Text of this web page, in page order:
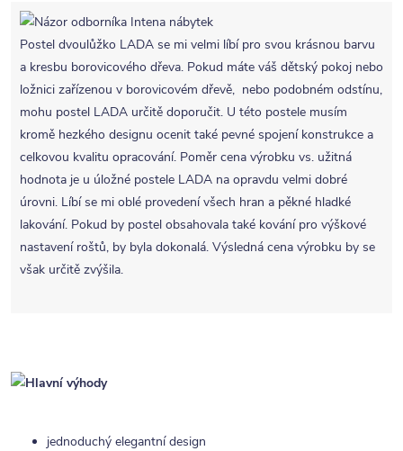
Postel dvoulůžko LADA se mi velmi líbí pro svou krásnou barvu
a kresbu borovicového dřeva. Pokud máte váš dětský pokoj nebo
ložnici zařízenou v borovicovém dřevě, nebo podobném odstínu,
mohu postel LADA určitě doporučit. U této postele musím
kromě hezkého designu ocenit také pevné spojení konstrukce a
celkovou kvalitu opracování. Poměr cena výrobku vs. užitná
hodnota je u úložné postele LADA na opravdu velmi dobré
úrovni. Líbí se mi oblé provedení všech hran a pěkné hladké
lakování. Pokud by postel obsahovala také kování pro výškové
nastavení roštů, by byla dokonalá. Výsledná cena výrobku by se
však určitě zvýšila.
jednoduchý elegantní design